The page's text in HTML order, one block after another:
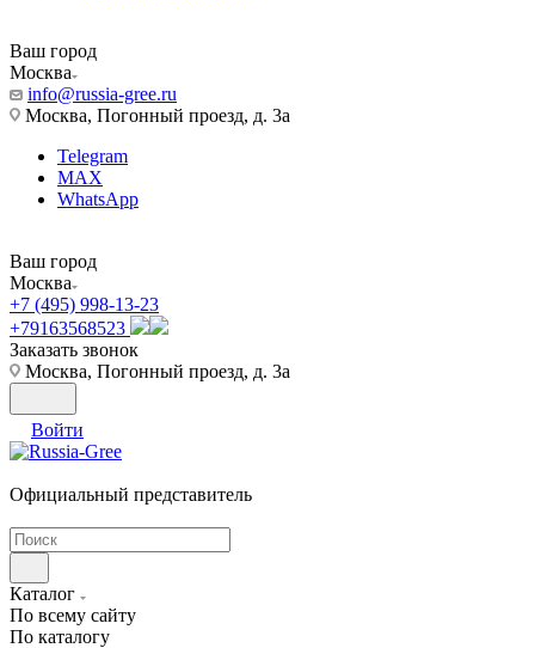
Ваш город
Москва
info@russia-gree.ru
Москва, Погонный проезд, д. 3а
Telegram
MAX
WhatsApp
Ваш город
Москва
+7 (495) 998-13-23
+79163568523
Заказать звонок
Москва, Погонный проезд, д. 3а
Войти
Официальный представитель
Каталог
По всему сайту
По каталогу